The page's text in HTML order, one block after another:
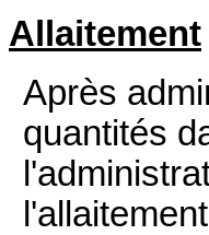
Allaitement
Après
quantités